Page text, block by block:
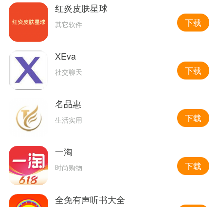
红炎皮肤星球
其它软件 下载
XEva
社交聊天 下载
名品惠
生活实用 下载
一淘
时尚购物 下载
全免有声听书大全